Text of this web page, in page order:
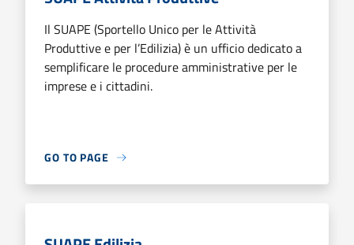
Il SUAPE (Sportello Unico per le Attività
Produttive e per l’Edilizia) è un ufficio dedicato a
semplificare le procedure amministrative per le
imprese e i cittadini.
GO TO PAGE